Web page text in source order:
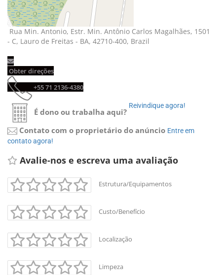
Rua Min. Antonio, Estr. Min. Antônio Carlos Magalhães, 1501
- C, Lauro de Freitas - BA, 42710-400, Brazil
Obter direções
+55 71 2136-4380
É dono ou trabalha aqui?
Reivindique agora!
Contato com o proprietário do anúncio Entre em
contato agora!
Avalie-nos e escreva uma avaliação
Estrutura/Equipamentos
Custo/Benefício
Localização
Limpeza